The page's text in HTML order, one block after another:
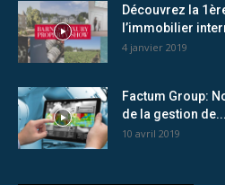
Découvrez la
l’immobilier
4 janvier 2019
Factum Group:
de la gestion de...
10 avril 2019